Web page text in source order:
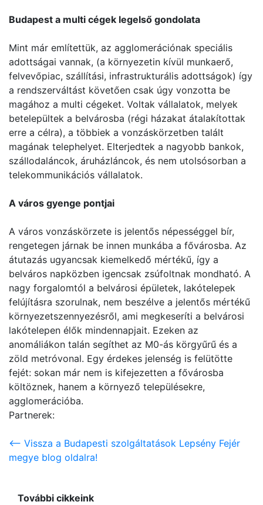
Budapest a multi cégek legelső gondolata
Mint már említettük, az agglomerációnak speciális
adottságai vannak, (a környezetin kívül munkaerő,
felvevőpiac, szállítási, infrastrukturális adottságok) így
a rendszerváltást követően csak úgy vonzotta be
magához a multi cégeket. Voltak vállalatok, melyek
betelepültek a belvárosba (régi házakat átalakítottak
erre a célra), a többiek a vonzáskörzetben talált
magának telephelyet. Elterjedtek a nagyobb bankok,
szállodaláncok, áruházláncok, és nem utolsósorban a
telekommunikációs vállalatok.
A város gyenge pontjai
A város vonzáskörzete is jelentős népességgel bír,
rengetegen járnak be innen munkába a fővárosba. Az
átutazás ugyancsak kiemelkedő mértékű, így a
belváros napközben igencsak zsúfoltnak mondható. A
nagy forgalomtól a belvárosi épületek, lakótelepek
felújításra szorulnak, nem beszélve a jelentős mértékű
környezetszennyezésről, ami megkeseríti a belvárosi
lakótelepen élők mindennapjait. Ezeken az
anomáliákon talán segíthet az M0-ás körgyűrű és a
zöld metróvonal. Egy érdekes jelenség is felütötte
fejét: sokan már nem is kifejezetten a fővárosba
költöznek, hanem a környező településekre,
agglomerációba.
Partnerek:
<-- Vissza a Budapesti szolgáltatások Lepsény Fejér
megye blog oldalra!
További cikkeink